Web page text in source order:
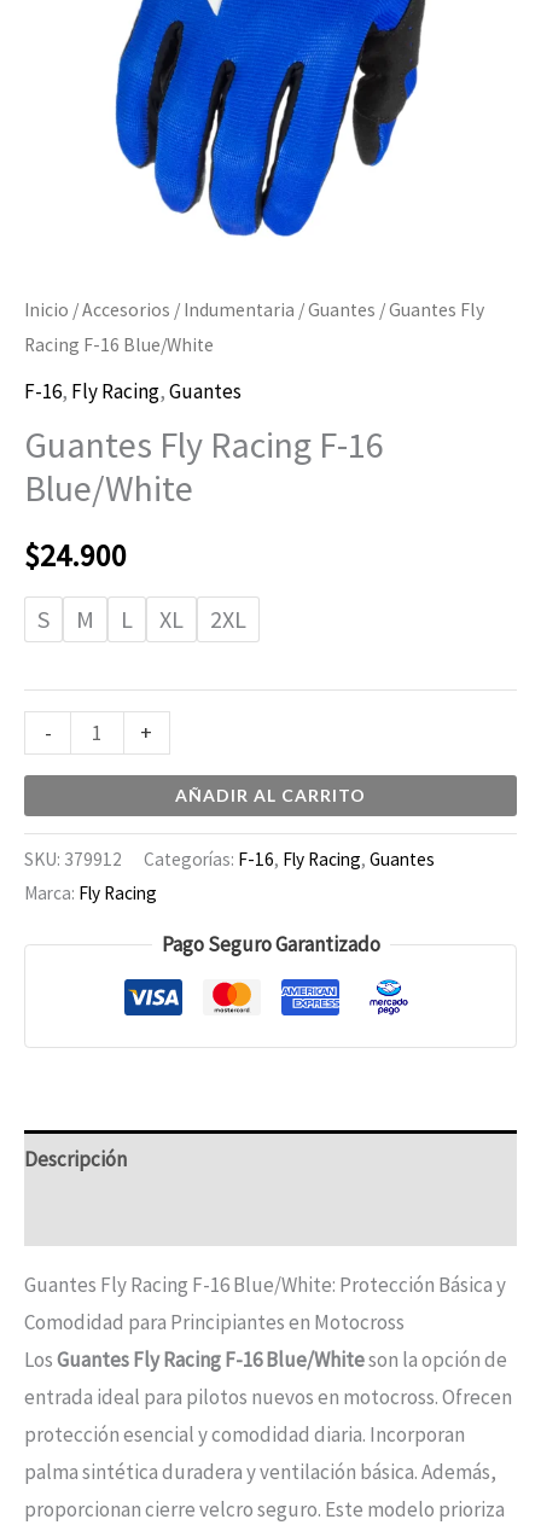
Inicio /Accesorios / Indumentaria /Guantes / Guantes Fly
Racing F-16 Blue/White
F-16, Fly Racing,Guantes
Guantes Fly Racing F-16
Blue/White
$24.900
S M L XL 2XL
- +
AÑADIR AL CARRITO
SKU: 379912 Categorías: F-16, Fly Racing, Guantes
Marca: Fly Racing
Pago Seguro Garantizado
Descripción
Guantes Fly Racing F-16 Blue/White: Protección Básica y
Comodidad para Principiantes en Motocross
LosGuantes Fly Racing F-16 Blue/Whiteson la opción de
entrada ideal para pilotos nuevos en motocross. Ofrecen
protección esencial y comodidad diaria. Incorporan
palma sintética duradera y ventilación básica. Además,
proporcionan cierre velcro seguro. Este modelo prioriza